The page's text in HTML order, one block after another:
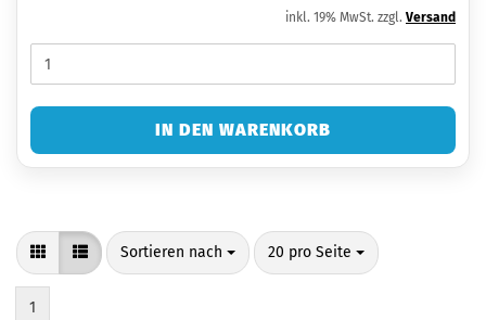
inkl. 19% MwSt. zzgl. Versand
IN DEN WARENKORB
Sortieren nach
Sortieren nach 20 pro Seite
pro Seite
1